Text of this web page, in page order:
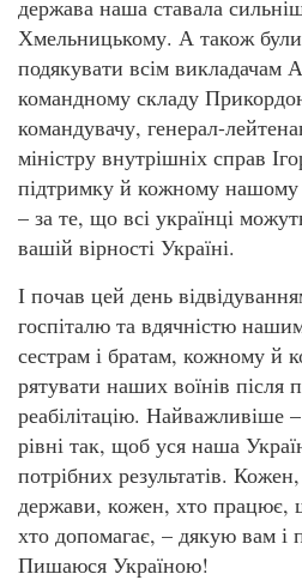
держава наша ставала
Хмельницькому. А також були
подякувати всім викладачам
командному складу
командувачу, генерал-
міністру внутрішніх справ
підтримку й кожному
– за те, що всі українці
вашій вірності Україні.
І почав цей день
госпіталю та вдячністю
сестрам і братам, кожному й
рятувати наших воїнів після
реабілітацію. Найважливіше
рівні так, щоб уся наша
потрібних результатів.
держави, кожен, хто працює,
хто допомагає, – дякую вам
Пишаюся Україною!